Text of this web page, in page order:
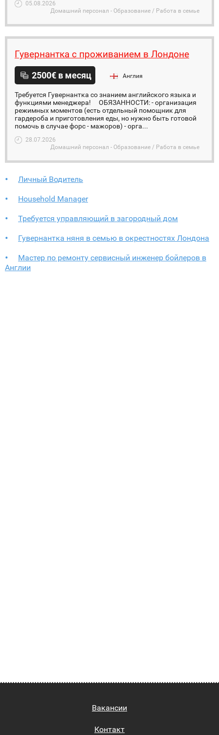
05.08.2026
Домашний персонал - Образование / Работа в семье
Гувернантка с проживанием в Лондоне
2500€ в месяц Англия
Требуется Гувернантка со знанием английского языка и
функциями менеджера! ⠀ ОБЯЗАННОСТИ: - организация
режимных моментов (есть отдельный помощник для
гардероба и приготовления еды, но нужно быть готовой
помочь в случае форс - мажоров) - орга...
28.07.2026
Домашний персонал - Образование / Работа в семье
Личный Водитель
Household Manager
Требуется управляющий в загородный дом
Гувернантка няня в семью в окрестностях Лондона
Мастер по ремонту сервисный инженер бойлеров в
Англии
Вакансии
Контакт